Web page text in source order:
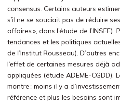
consensus. Certains auteurs
s’il ne se souciait pas de réduire
affaires », dans l’étude de
tendances et les politiques
de l’Institut Rousseau). D’autres
l’effet de certaines mesures déjà
appliquées (étude ADEME-CGDD).
montre : moins il y a
référence et plus les besoins sont